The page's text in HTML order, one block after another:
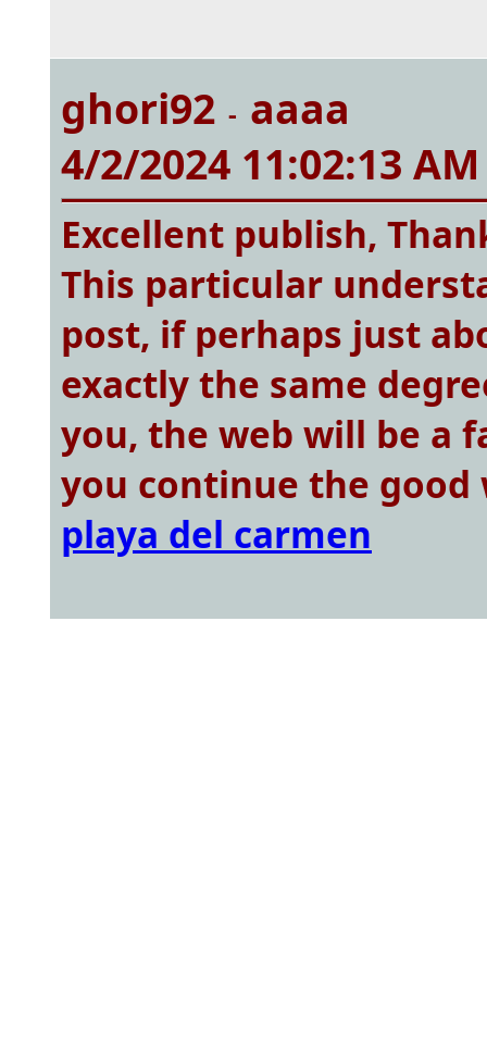
ghori92 - aaaa
4/2/2024 11:02:13 AM
Excellent publish,
This particular
post, if perhaps just
exactly the same
you, the web will be a
you continue the
playa del carmen